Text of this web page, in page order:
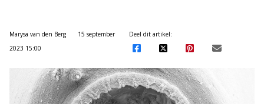
Marysa van den Berg
15 september
2023 15:00
Deel dit artikel: